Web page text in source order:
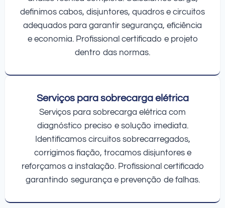
definimos cabos, disjuntores, quadros e circuitos
adequados para garantir segurança, eficiência
e economia. Profissional certificado e projeto
dentro das normas.
Serviços para sobrecarga elétrica
Serviços para sobrecarga elétrica com
diagnóstico preciso e solução imediata.
Identificamos circuitos sobrecarregados,
corrigimos fiação, trocamos disjuntores e
reforçamos a instalação. Profissional certificado
garantindo segurança e prevenção de falhas.